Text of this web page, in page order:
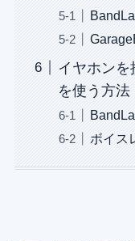
イヤホンを
を使う方法
ボイス